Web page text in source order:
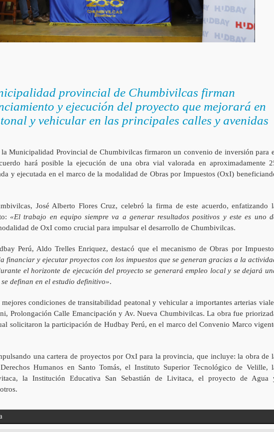
provincial de Chumbivilcas firman
y ejecución del proyecto que mejorará en
y vehicular en las principales calles y avenidas
Municipalidad Provincial de Chumbivilcas firmaron un convenio de inversión para
hará posible la ejecución de una obra vial valorada en aproximadamente
y ejecutada en el marco de la modalidad de Obras por Impuestos (OxI)
José Alberto Flores Cruz, celebró la firma de este acuerdo, enfatizando
«El trabajo en equipo siempre va a generar resultados positivos y este es uno
de OxI como crucial para impulsar el desarrollo de Chumbivilcas.
Perú, Aldo Trelles Enriquez, destacó que el mecanismo de Obras por
financiar y ejecutar proyectos con los impuestos que se generan gracias a la
el horizonte de ejecución del proyecto se generará empleo local y se dejará
definan en el estudio definitivo».
condiciones de transitabilidad peatonal y vehicular a importantes arterias
Prolongación Calle Emancipación y Av. Nueva Chumbivilcas. La obra fue
solicitaron la participación de Hudbay Perú, en el marco del Convenio Marco
una cartera de proyectos por OxI para la provincia, que incluye: la obra de
Humanos en Santo Tomás, el Instituto Superior Tecnológico de Velille,
la Institución Educativa San Sebastián de Livitaca, el proyecto de Agua